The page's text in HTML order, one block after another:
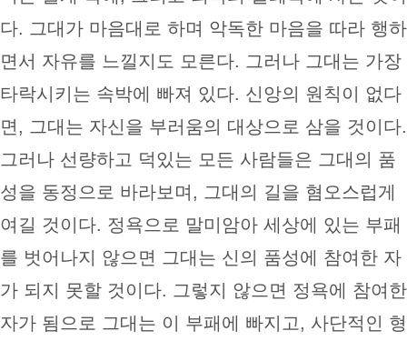
다. 그대가 마음대로 하며 악독한 마음을 따라 행하
면서 자유를 느낄지도 모른다. 그러나 그대는 가장
타락시키는 속박에 빠져 있다. 신앙의 원칙이 없다
면, 그대는 자신을 부러움의 대상으로 삼을 것이다.
그러나 선량하고 덕있는 모든 사람들은 그대의 품
성을 동정으로 바라보며, 그대의 길을 혐오스럽게
여길 것이다. 정욕으로 말미암아 세상에 있는 부패
를 벗어나지 않으면 그대는 신의 품성에 참여한 자
가 되지 못할 것이다. 그렇지 않으면 정욕에 참여한
자가 됨으로 그대는 이 부패에 빠지고, 사단적인 형